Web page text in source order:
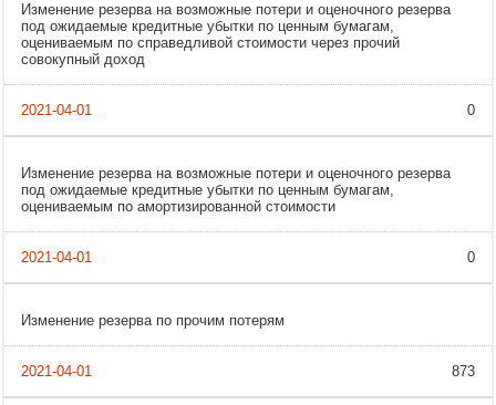
Изменение резерва на возможные потери и оценочного резерва
под ожидаемые кредитные убытки по ценным бумагам,
оцениваемым по справедливой стоимости через прочий
совокупный доход
0
Изменение резерва на возможные потери и оценочного резерва
под ожидаемые кредитные убытки по ценным бумагам,
оцениваемым по амортизированной стоимости
0
Изменение резерва по прочим потерям
873